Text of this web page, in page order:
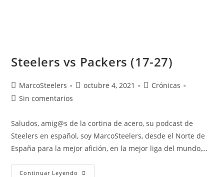
Steelers vs Packers (17-27)
MarcoSteelers octubre 4, 2021
Crónicas
Sin comentarios
Saludos, amig@s de la cortina de acero, su podcast de
Steelers en español, soy MarcoSteelers, desde el Norte de
España para la mejor afición, en la mejor liga del mundo,…
Continuar Leyendo